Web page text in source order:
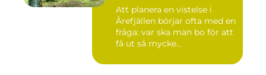
Att planera en vistelse i
Årefjällen börjar ofta med en
fråga: var ska man bo för att
få ut så mycke...